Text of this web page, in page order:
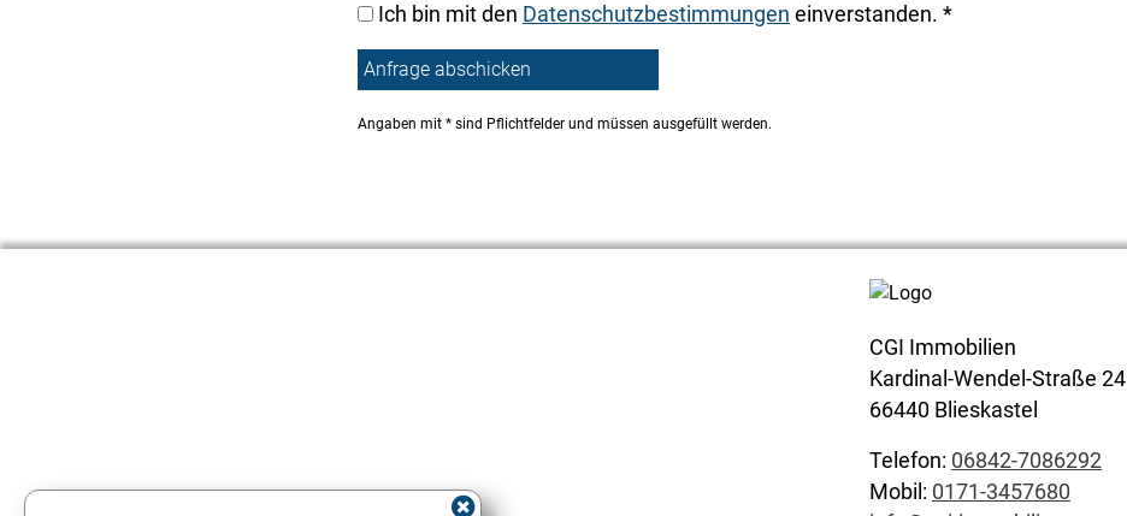
Ich bin mit den Datenschutzbestimmungen einverstanden. *
Angaben mit * sind Pflichtfelder und müssen ausgefüllt werden.
CGI Immobilien
Kardinal-Wendel-Straße 24
66440 Blieskastel
Telefon: 06842-7086292
Mobil: 0171-3457680